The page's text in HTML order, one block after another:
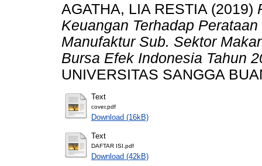
AGATHA, LIA RESTIA (2019)
Keuangan Terhadap
Manufaktur Sub. Sektor
Bursa Efek Indonesia Tahun
UNIVERSITAS SANGGA
Text
cover.pdf
Download (16kB)
Text
DAFTAR ISI.pdf
Download (42kB)